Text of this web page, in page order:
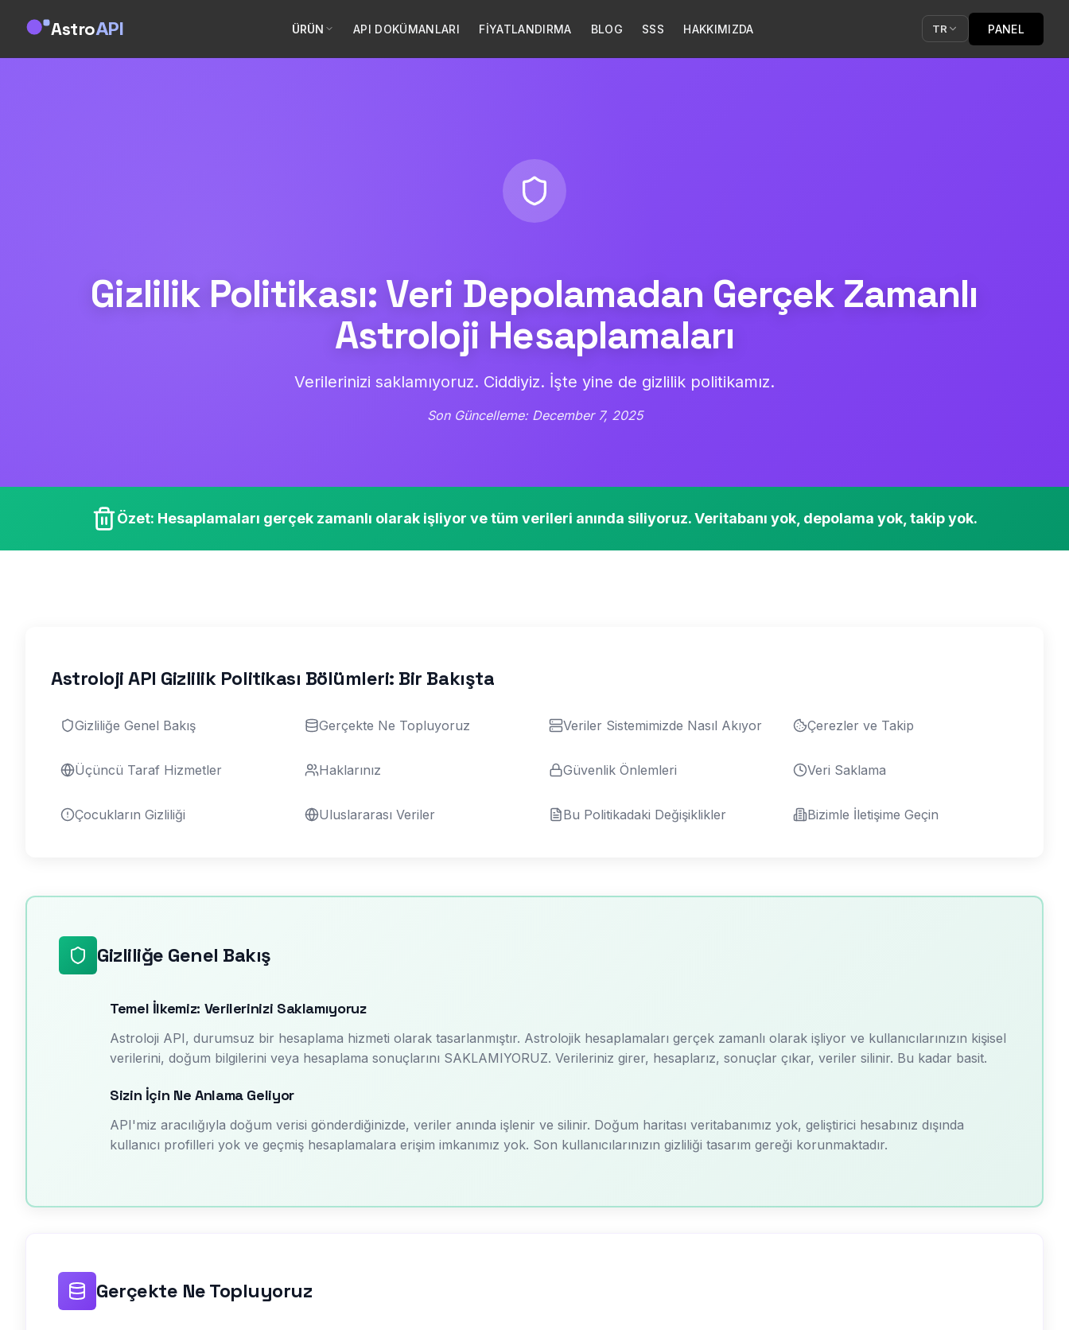
AstroAPI ÜRÜN API DOKÜMANLARI FİYATLANDIRMA BLOG SSS HAKKIMIZDA TR PANEL
Gizlilik Politikası: Veri Depolamadan Gerçek Zamanlı
Astroloji Hesaplamaları
Verilerinizi saklamıyoruz. Ciddiyiz. İşte yine de gizlilik politikamız.
Son Güncelleme: December 7, 2025
Özet: Hesaplamaları gerçek zamanlı olarak işliyor ve tüm verileri anında siliyoruz. Veritabanı yok, depolama yok, takip yok.
Astroloji API Gizlilik Politikası Bölümleri: Bir Bakışta
Gizliliğe Genel Bakış Gerçekte Ne Topluyoruz Veriler Sistemimizde Nasıl Akıyor Çerezler ve Takip
Üçüncü Taraf Hizmetler Haklarınız Güvenlik Önlemleri Veri Saklama
Çocukların Gizliliği Uluslararası Veriler Bu Politikadaki Değişiklikler Bizimle İletişime Geçin
Gizliliğe Genel Bakış
Temel İlkemiz: Verilerinizi Saklamıyoruz
Astroloji API, durumsuz bir hesaplama hizmeti olarak tasarlanmıştır. Astrolojik hesaplamaları gerçek zamanlı olarak işliyor ve kullanıcılarınızın kişisel
verilerini, doğum bilgilerini veya hesaplama sonuçlarını SAKLAMIYORUZ. Verileriniz girer, hesaplarız, sonuçlar çıkar, veriler silinir. Bu kadar basit.
Sizin İçin Ne Anlama Geliyor
API'miz aracılığıyla doğum verisi gönderdiğinizde, veriler anında işlenir ve silinir. Doğum haritası veritabanımız yok, geliştirici hesabınız dışında
kullanıcı profilleri yok ve geçmiş hesaplamalara erişim imkanımız yok. Son kullanıcılarınızın gizliliği tasarım gereği korunmaktadır.
Gerçekte Ne Topluyoruz